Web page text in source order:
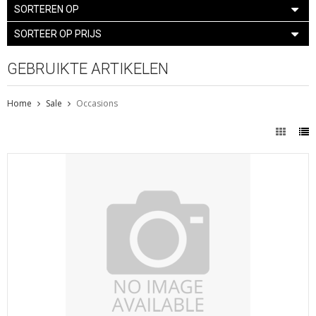
SORTEREN OP
SORTEER OP PRIJS
GEBRUIKTE ARTIKELEN
Home Sale Occasions